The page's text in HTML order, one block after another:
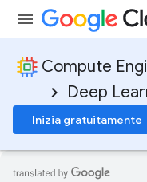
Compute
Deep
Inizia gratuitamente